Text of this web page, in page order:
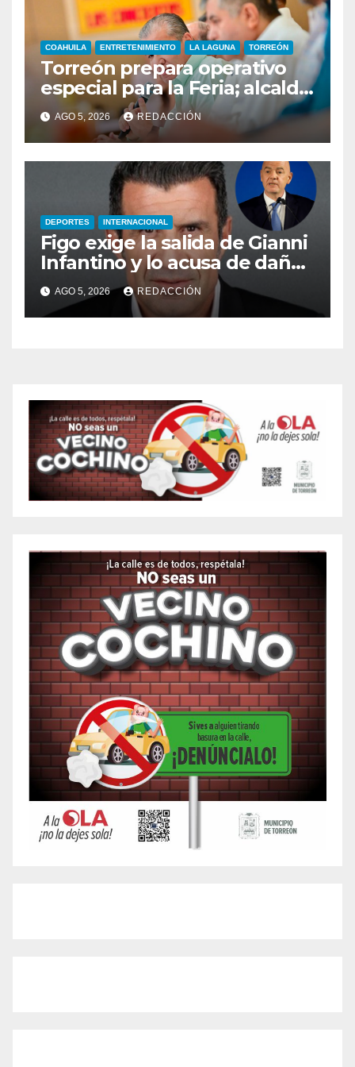
COAHUILA ENTRETENIMIENTO LA LAGUNA TORREÓN
Torreón prepara operativo
especial para la Feria; alcalde
sostiene reunión
AGO 5, 2026 REDACCIÓN
DEPORTES INTERNACIONAL
Figo exige la salida de Gianni
Infantino y lo acusa de dañar
al futbol mundial
AGO 5, 2026 REDACCIÓN